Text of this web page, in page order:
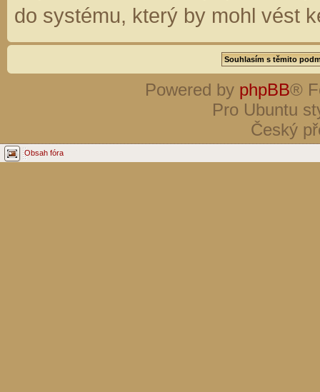
do systému, který by mohl vést
Powered by phpBB®
Pro Ubuntu
Český
Obsah fóra